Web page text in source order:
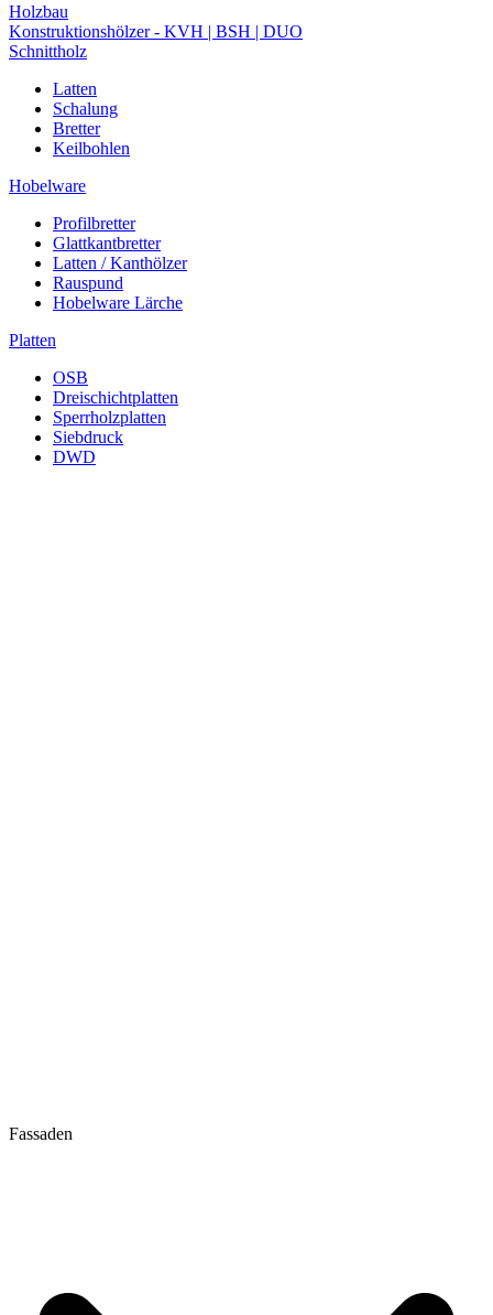
Holzbau
Konstruktionshölzer - KVH | BSH | DUO
Schnittholz
Latten
Schalung
Bretter
Keilbohlen
Hobelware
Profilbretter
Glattkantbretter
Latten / Kanthölzer
Rauspund
Hobelware Lärche
Platten
OSB
Dreischichtplatten
Sperrholzplatten
Siebdruck
DWD
Fassaden